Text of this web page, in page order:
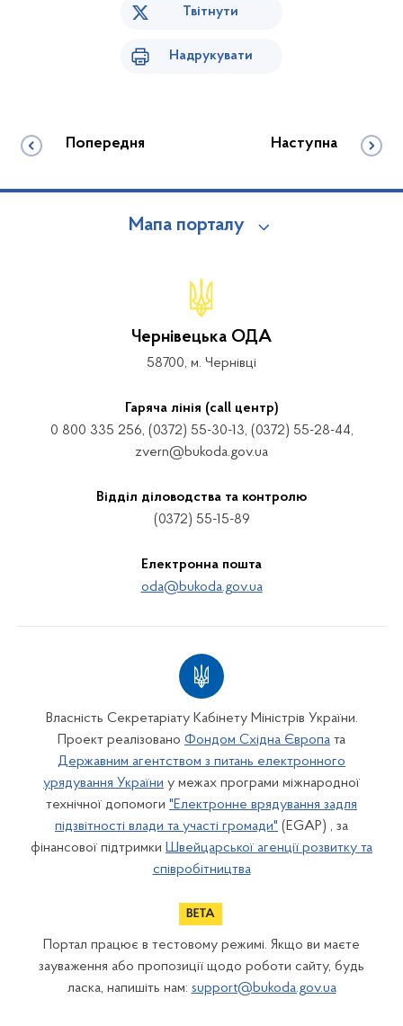
Твітнути
Надрукувати
Попередня Наступна
Мапа порталу
Чернівецька ОДА
58700, м. Чернівці
Гаряча лінія (call центр)
0 800 335 256, (0372) 55-30-13, (0372) 55-28-44,
zvern@bukoda.gov.ua
Відділ діловодства та контролю
(0372) 55-15-89
Електронна пошта
oda@bukoda.gov.ua
Власність Секретаріату Кабінету Міністрів України.
Проект реалізовано Фондом Східна Європа та
Державним агентством з питань електронного
урядування України у межах програми міжнародної
технічної допомоги "Електронне врядування задля
підзвітності влади та участі громади" (EGAP) , за
фінансової підтримки Швейцарської агенції розвитку та
співробітництва
Портал працює в тестовому режимі. Якщо ви маєте
зауваження або пропозиції щодо роботи сайту, будь
ласка, напишіть нам: support@bukoda.gov.ua